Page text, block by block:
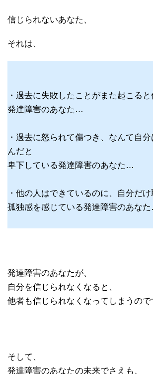
信じられないあなた、
それは、
・過去に失敗したことがまた起こる
発達障害のあなた…
・過去に怒られて傷つき、なんて自
んだと
卑下している発達障害のあなた…
・他の人はできているのに、自分だ
孤独感を感じている発達障害のあな
発達障害のあなたが、
自分を信じられなくなると、
他者も信じられなくなってしまうので
そして、
発達障害のあなたの未来でさえも、